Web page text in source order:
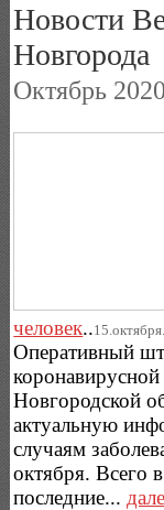
Новости
Новгорода
Октябрь
человек..
Оперативный
Новгородской
актуальную
случаям
октября. Всего
последние...